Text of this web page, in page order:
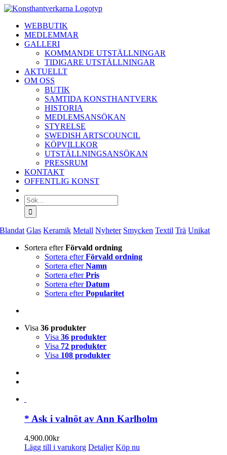
Fortsätt
innehålletWEBBUTIK
MEDLEMMAR
GALLERI
KOMMANDE UTSTÄLLNINGAR
TIDIGARE UTSTÄLLNINGAR
AKTUELLT
OM OSS
BUTIK
SAMTIDA KONSTHANTVERK
HISTORIA
MEDLEMSANSÖKAN
STYRELSE
SWEDISH ARTSCOUNCIL
KÖPVILLKOR
UTSTÄLLNINGSANSÖKAN
PRESSRUM
KONTAKT
OFFENTLIG KONST
Sök
efter:
Blandat Glas Keramik Metall Nyheter Smycken Textil Trä Unikat
Sortera efterFörvald ordning
Sortera efterFörvald ordning
Sortera efterNamn
Sortera efterPris
Sortera efterDatum
Sortera efterPopularitet
Visa 36 produkter
Visa 36 produkter
Visa 72 produkter
Visa 108 produkter
* Ask i valnöt av Ann Karlholm
4,900.00kr
Lägg till i varukorg Detaljer Köp nu